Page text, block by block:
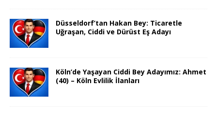
Düsseldorf’tan Hakan Bey: Ticaretle
Uğraşan, Ciddi ve Dürüst Eş Adayı
Köln’de Yaşayan Ciddi Bey Adayımız: Ahmet
(40) – Köln Evlilik İlanları